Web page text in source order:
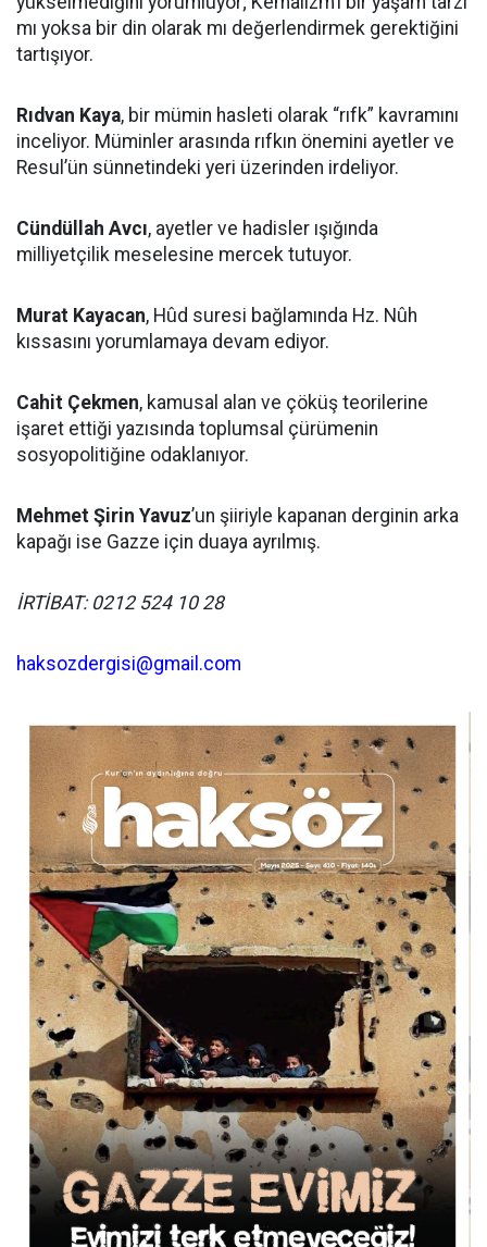
mı yoksa bir din olarak mı değerlendirmek gerektiğini
tartışıyor.
Rıdvan Kaya, bir mümin hasleti olarak “rıfk” kavramını
inceliyor. Müminler arasında rıfkın önemini ayetler ve
Resul’ün sünnetindeki yeri üzerinden irdeliyor.
Cündüllah Avcı, ayetler ve hadisler ışığında
milliyetçilik meselesine mercek tutuyor.
Murat Kayacan, Hûd suresi bağlamında Hz. Nûh
kıssasını yorumlamaya devam ediyor.
Cahit Çekmen, kamusal alan ve çöküş teorilerine
işaret ettiği yazısında toplumsal çürümenin
sosyopolitiğine odaklanıyor.
Mehmet Şirin Yavuz’un şiiriyle kapanan derginin arka
kapağı ise Gazze için duaya ayrılmış.
İRTİBAT: 0212 524 10 28
haksozdergisi@gmail.com